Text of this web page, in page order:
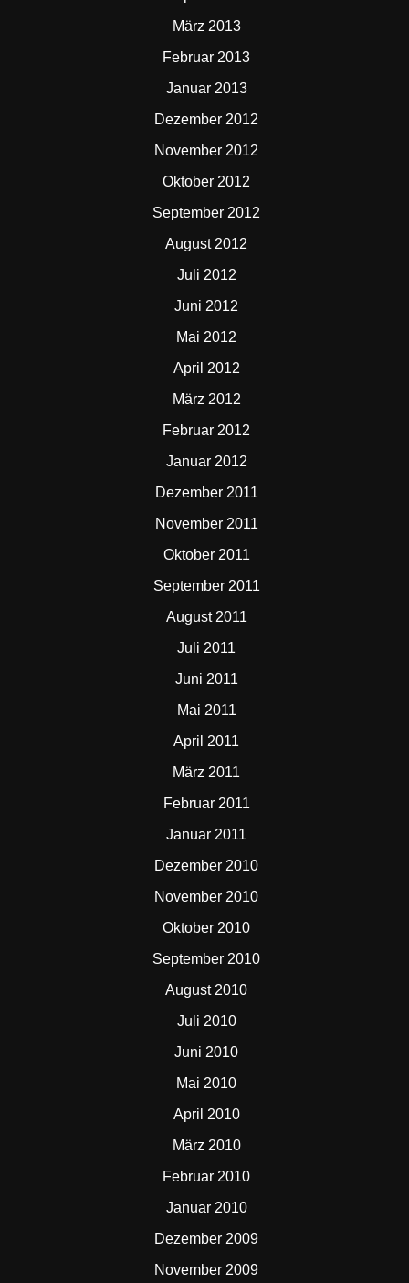
März 2013
Februar 2013
Januar 2013
Dezember 2012
November 2012
Oktober 2012
September 2012
August 2012
Juli 2012
Juni 2012
Mai 2012
April 2012
März 2012
Februar 2012
Januar 2012
Dezember 2011
November 2011
Oktober 2011
September 2011
August 2011
Juli 2011
Juni 2011
Mai 2011
April 2011
März 2011
Februar 2011
Januar 2011
Dezember 2010
November 2010
Oktober 2010
September 2010
August 2010
Juli 2010
Juni 2010
Mai 2010
April 2010
März 2010
Februar 2010
Januar 2010
Dezember 2009
November 2009